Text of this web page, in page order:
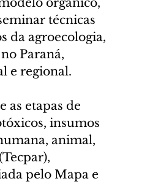
orgânico,
técnicas
da agroecologia,
Paraná,
e regional.
as etapas de
insumos
animal,
pelo Mapa e